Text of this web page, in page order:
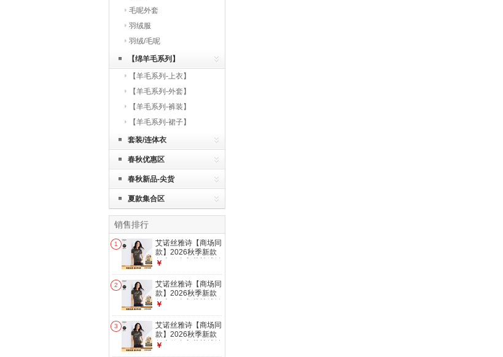
毛呢外套
羽绒服
羽绒/毛呢
【绵羊毛系列】
【羊毛系列-上衣】
【羊毛系列-外套】
【羊毛系列-裤装】
【羊毛系列-裙子】
套装/连体衣
春秋优惠区
春秋新品-尖货
夏款集合区
销售排行
1
艾诺丝雅诗【商场同
款】2026秋季新款
复古修身印花植绒针
AR613015 雾灰绿 L
￥
2
艾诺丝雅诗【商场同
款】2026秋季新款
复古修身印花植绒针
AR613015 雾灰绿
M
￥
3
艾诺丝雅诗【商场同
款】2026秋季新款
复古修身印花植绒针
￥